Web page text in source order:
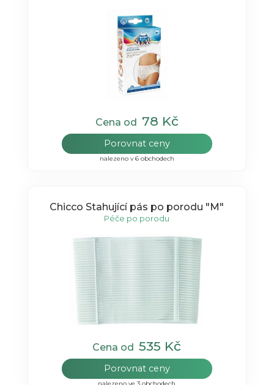
Cena od 78 Kč
Porovnat ceny
nalezeno v 6 obchodech
Chicco Stahující pás po porodu "M"
Péče po porodu
Cena od535 Kč
Porovnat ceny
nalezeno ve 3 obchodech